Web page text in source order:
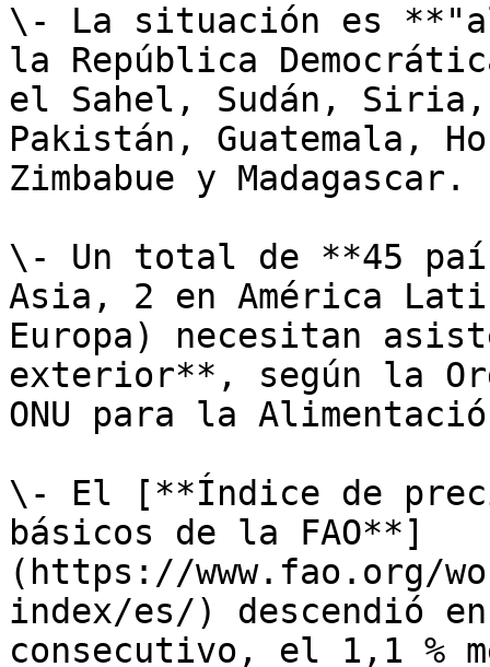
\- La situación es
la República
el Sahel, Sudán,
Pakistán, Guatemala,
Zimbabue y Madagascar.
\- Un total de **45
Asia, 2 en América
Europa) necesitan
exterior**, según la
ONU para la
\- El [**Índice de
básicos de la FAO**]
(https://www.fao.org/
index/es/) descendió
consecutivo, el 1,1 %